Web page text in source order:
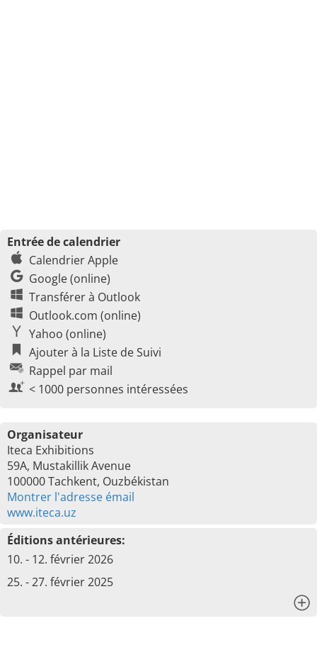
Entrée de calendrier
Calendrier Apple
Google (online)
Transférer à Outlook
Outlook.com (online)
Yahoo (online)
Ajouter à la Liste de Suivi
Rappel par mail
< 1000 personnes intéressées
Organisateur
Iteca Exhibitions
59A, Mustakillik Avenue
100000 Tachkent, Ouzbékistan
Montrer l'adresse émail
www.iteca.uz
Éditions antérieures:
10. - 12. février 2026
25. - 27. février 2025